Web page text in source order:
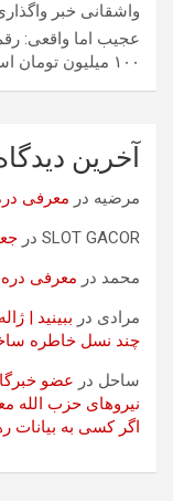
واشقانی خبر واگذاری پروژه ۱۵۰ میلیاردی
عجیب اما واقعی:
۱۰۰ میلیون تومان است!
آخرین
مرضیه در معرفی
SLOT GACOR در
محمد در معرفی
مرادی در ببینید |
چند نسل خاطره
ساحل در عضو
نیروهای حزب الله
اگر کسی به بیانات